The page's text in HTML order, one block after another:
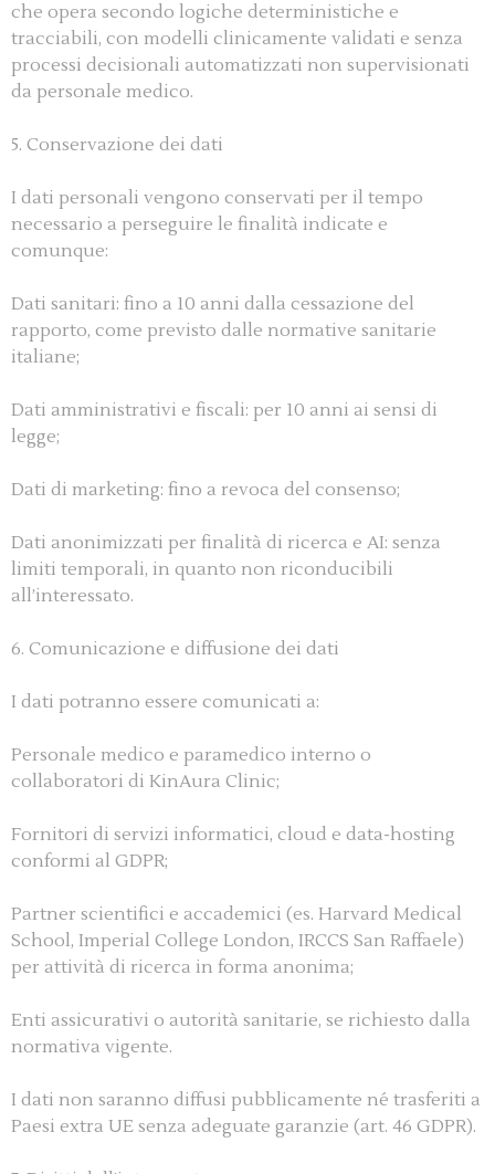
che opera secondo logiche deterministiche e
tracciabili, con modelli clinicamente validati e senza
processi decisionali automatizzati non supervisionati
da personale medico.
5. Conservazione dei dati
I dati personali vengono conservati per il tempo
necessario a perseguire le finalità indicate e
comunque:
Dati sanitari: fino a 10 anni dalla cessazione del
rapporto, come previsto dalle normative sanitarie
italiane;
Dati amministrativi e fiscali: per 10 anni ai sensi di
legge;
Dati di marketing: fino a revoca del consenso;
Dati anonimizzati per finalità di ricerca e AI: senza
limiti temporali, in quanto non riconducibili
all’interessato.
6. Comunicazione e diffusione dei dati
I dati potranno essere comunicati a:
Personale medico e paramedico interno o
collaboratori di KinAura Clinic;
Fornitori di servizi informatici, cloud e data-hosting
conformi al GDPR;
Partner scientifici e accademici (es. Harvard Medical
School, Imperial College London, IRCCS San Raffaele)
per attività di ricerca in forma anonima;
Enti assicurativi o autorità sanitarie, se richiesto dalla
normativa vigente.
I dati non saranno diffusi pubblicamente né trasferiti a
Paesi extra UE senza adeguate garanzie (art. 46 GDPR).